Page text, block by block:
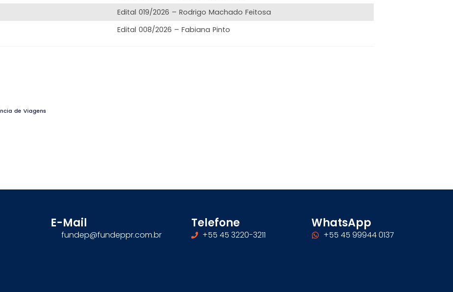
Edital 019/2026 – Rodrigo Machado Feitosa
Edital 008/2026 – Fabiana Pinto
de Viagens
E-Mail
fundep@fundeppr.com.br
Telefone
+55 45 3220-3211
WhatsApp
+55 45 99944 0137